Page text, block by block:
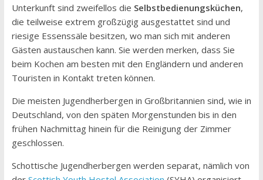
Unterkunft sind zweifellos die Selbstbedienungsküchen,
die teilweise extrem großzügig ausgestattet sind und
riesige Essenssäle besitzen, wo man sich mit anderen
Gästen austauschen kann. Sie werden merken, dass Sie
beim Kochen am besten mit den Engländern und anderen
Touristen in Kontakt treten können.
Die meisten Jugendherbergen in Großbritannien sind, wie in
Deutschland, von den späten Morgenstunden bis in den
frühen Nachmittag hinein für die Reinigung der Zimmer
geschlossen.
Schottische Jugendherbergen werden separat, nämlich von